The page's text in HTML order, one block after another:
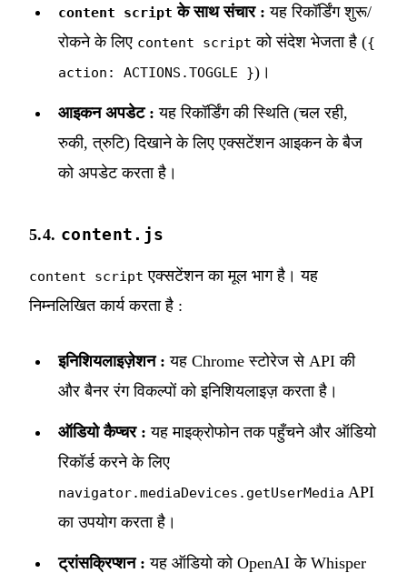
content script के साथ संचार : यह रिकॉर्डिंग शुरू/
रोकने के लिए content script को संदेश भेजता है ({
action: ACTIONS.TOGGLE })।
आइकन अपडेट : यह रिकॉर्डिंग की स्थिति (चल रही,
रुकी, त्रुटि) दिखाने के लिए एक्सटेंशन आइकन के बैज
को अपडेट करता है।
5.4. content.js
content script एक्सटेंशन का मूल भाग है। यह
निम्नलिखित कार्य करता है :
इनिशियलाइज़ेशन : यह Chrome स्टोरेज से API की
और बैनर रंग विकल्पों को इनिशियलाइज़ करता है।
ऑडियो कैप्चर : यह माइक्रोफोन तक पहुँचने और ऑडियो
रिकॉर्ड करने के लिए
navigator.mediaDevices.getUserMedia API
का उपयोग करता है।
ट्रांसक्रिप्शन : यह ऑडियो को OpenAI के Whisper